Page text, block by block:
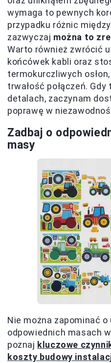
wymaga to pewnych
przypadku różnic
zazwyczaj można to
Warto również zwrócić
końcówek kabli oraz
termokurczliwych
trwałość połączeń.
detalach, zaczynam
poprawę w
Zadbaj o
masy
Nie można zapominać o
odpowiednich masach
poznaj kluczowe
koszty budowy